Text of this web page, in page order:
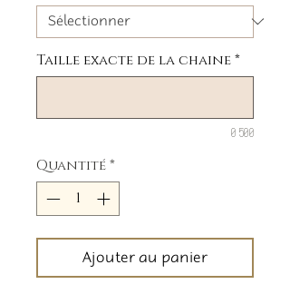
Taille exacte de la chaine*
0/500
Quantité*
Ajouter au panier